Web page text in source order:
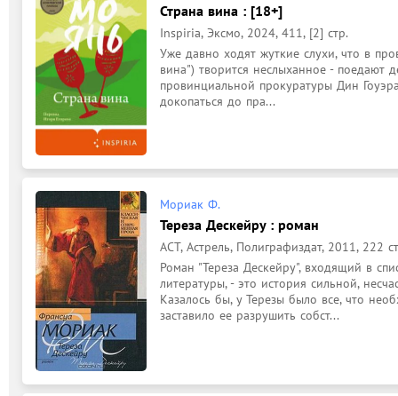
Страна вина : [18+]
Inspiria, Эксмо, 2024, 411, [2] стр.
Уже давно ходят жуткие слухи, что в
вина") творится неслыханное - поедают
провинциальной прокуратуры Дин
докопаться до пра...
Мориак Ф.
Тереза Дескейру : роман
АСТ, Астрель, Полиграфиздат, 2011, 222
Роман "Тереза Дескейру", входящий в
литературы, - это история сильной,
Казалось бы, у Терезы было все, что
заставило ее разрушить собст...